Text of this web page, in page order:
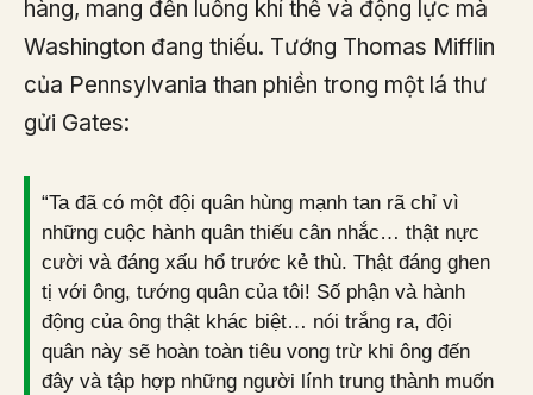
hàng, mang đến luồng khí thế và động lực mà
Washington đang thiếu. Tướng Thomas Mifflin
của Pennsylvania than phiền trong một lá thư
gửi Gates:
“Ta đã có một đội quân hùng mạnh tan rã chỉ vì
những cuộc hành quân thiếu cân nhắc… thật nực
cười và đáng xấu hổ trước kẻ thù. Thật đáng ghen
tị với ông, tướng quân của tôi! Số phận và hành
động của ông thật khác biệt… nói trắng ra, đội
quân này sẽ hoàn toàn tiêu vong trừ khi ông đến
đây và tập hợp những người lính trung thành muốn